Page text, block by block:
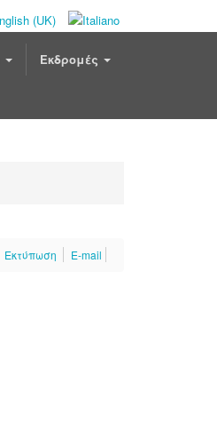
Εκδρομές
Εκτύπωση E-mail